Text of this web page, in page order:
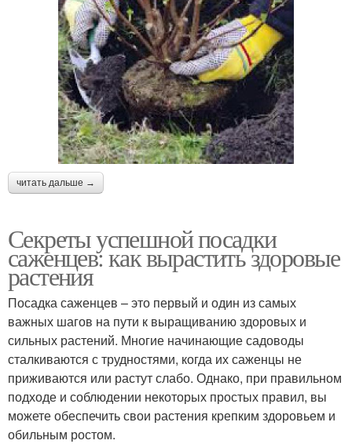
читать дальше →
Секреты успешной посадки
саженцев: как вырастить здоровые
растения
Посадка саженцев – это первый и один из самых
важных шагов на пути к выращиванию здоровых и
сильных растений. Многие начинающие садоводы
сталкиваются с трудностями, когда их саженцы не
приживаются или растут слабо. Однако, при правильном
подходе и соблюдении некоторых простых правил, вы
можете обеспечить свои растения крепким здоровьем и
обильным ростом.